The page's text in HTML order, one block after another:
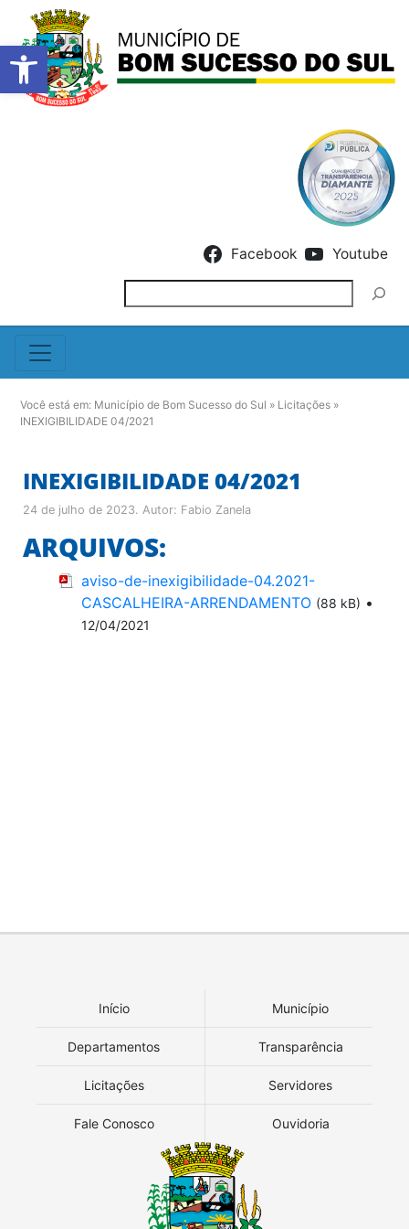
Barra de Ferramentas
Facebook Youtube
Você está em: Município de Bom Sucesso do Sul » Licitações »
INEXIGIBILIDADE 04/2021
INEXIGIBILIDADE 04/2021
24 de julho de 2023. Autor: Fabio Zanela
ARQUIVOS:
aviso-de-inexigibilidade-04.2021-
CASCALHEIRA-ARRENDAMENTO (88 kB) •
12/04/2021
Início Município
Departamentos Transparência
Licitações Servidores
Fale Conosco Ouvidoria